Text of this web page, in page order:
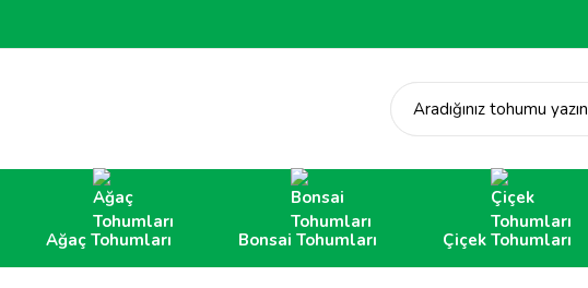
Aradığınız tohumu yazın
Ağaç Tohumları Bonsai Tohumları Çiçek Tohumları